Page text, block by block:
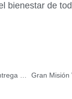
bienestar de